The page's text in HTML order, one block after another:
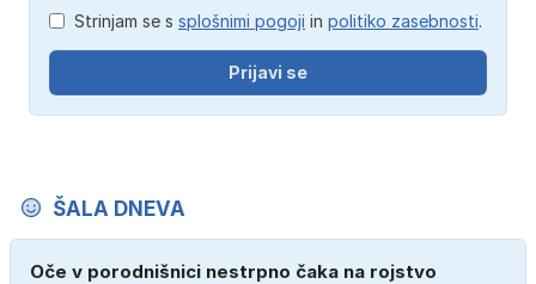
Strinjam se s splošnimi pogoji in politiko zasebnosti.
Prijavi se
ŠALA DNEVA
Oče v porodnišnici nestrpno čaka na rojstvo